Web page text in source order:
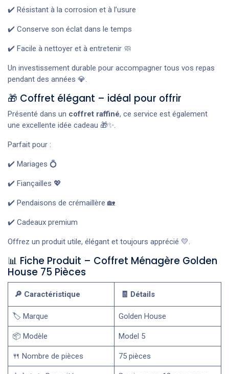
✔️ Résistant à la corrosion et à l’usure
✔️ Conserve son éclat dans le temps
✔️ Facile à nettoyer et à entretenir 🧼
Un investissement durable pour accompagner tous vos repas
pendant des années 💎.
🎁 Coffret élégant – idéal pour offrir
Présenté dans un coffret raffiné, ce service est également
une excellente idée cadeau 🎁✨.
Parfait pour :
✔️ Mariages 💍
✔️ Fiançailles 💖
✔️ Pendaisons de crémaillère 🏡
✔️ Cadeaux premium
Offrez un produit utile, élégant et toujours apprécié 💛.
📊 Fiche Produit – Coffret Ménagère Golden
House 75 Pièces
🔎 Caractéristique 🧾 Détails
🏷️ Marque Golden House
📦 Modèle Model 5
🍴 Nombre de pièces 75 pièces